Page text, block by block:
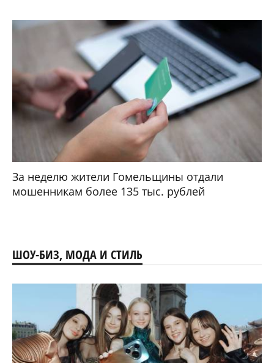
За неделю жители Гомельщины отдали
мошенникам более 135 тыс. рублей
ШОУ-БИЗ, МОДА И СТИЛЬ